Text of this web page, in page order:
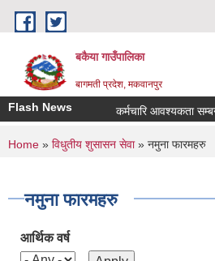
Skip to main content
बकैया गाउँपालिका
बागमती प्रदेश, मकवानपुर
Flash News कर्मचारि आवश्यकता
You are here
Home » विधुतीय शुसासन सेवा» नमुना फारमहरु
नमुना फारमहरु
आर्थिक वर्ष